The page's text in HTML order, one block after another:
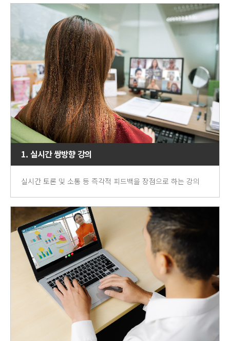
1. 실시간 쌍방향 강의
실시간 토론 및 소통 등 즉각적 피드백을 장점으로 하는 강의